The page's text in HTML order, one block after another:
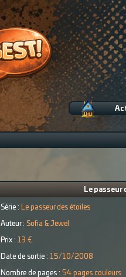
Le passeur
Série : Le passeur des étoiles
Auteur : Sofia & Jewel
Prix : 13 €
Date de sortie : 15/10/2008
Nombre de pages : 54 pages couleurs